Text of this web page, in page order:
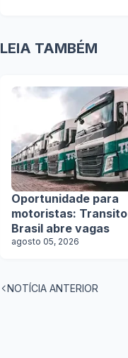
LEIA TAMBÉM
Oportunidade para
motoristas: Transito
Brasil abre vagas
agosto 05, 2026
NOTÍCIA ANTERIOR